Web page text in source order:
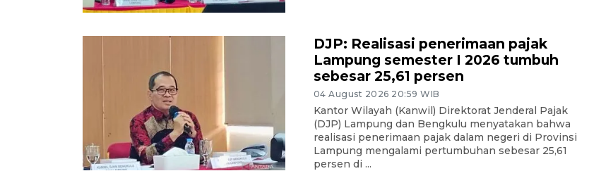
DJP: Realisasi penerimaan pajak
Lampung semester I 2026 tumbuh
sebesar 25,61 persen
04 August 2026 20:59 WIB
Kantor Wilayah (Kanwil) Direktorat Jenderal Pajak
(DJP) Lampung dan Bengkulu menyatakan bahwa
realisasi penerimaan pajak dalam negeri di Provinsi
Lampung mengalami pertumbuhan sebesar 25,61
persen di ...